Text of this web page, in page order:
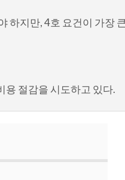
하지만, 4호 요건이 가장
절감을 시도하고 있다.